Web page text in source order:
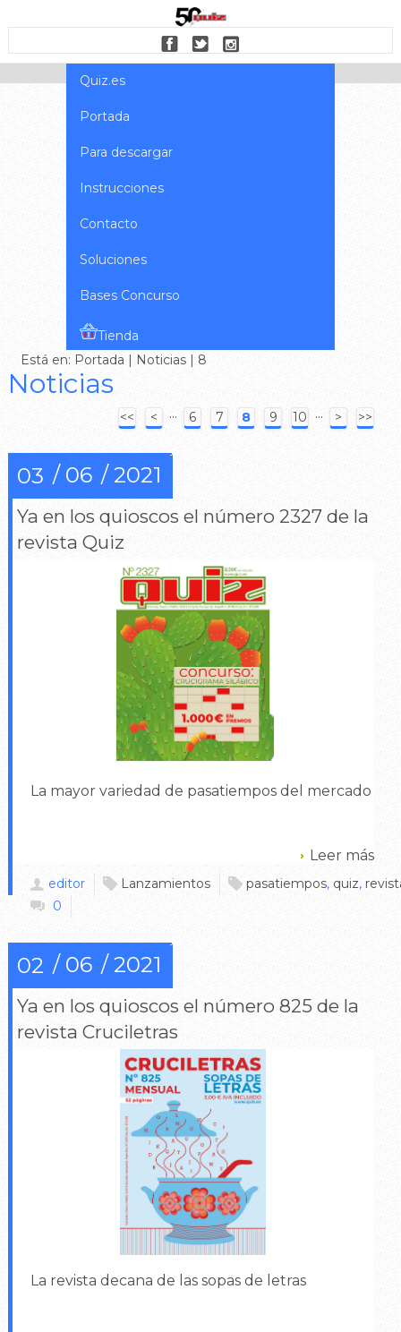
Quiz.es
Portada
Para descargar
Instrucciones
Contacto
Soluciones
Bases Concurso
Tienda
Está en: Portada | Noticias| 8
Noticias
<< < ··· 6 7 8 9 10 ··· > >>
03 06 2021
Ya en los quioscos el número 2327 de la
revista Quiz
La mayor variedad de pasatiempos del mercado
Leer más
editor Lanzamientos pasatiempos, quiz,
0
02 06 2021
Ya en los quioscos el número 825 de la
revista Cruciletras
La revista decana de las sopas de letras